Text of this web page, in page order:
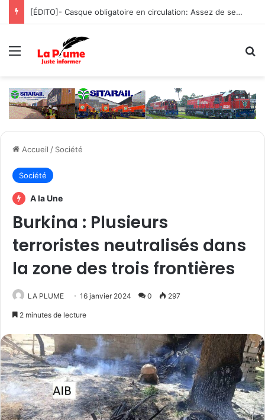
[ÉDITO]- Casque obligatoire en circulation: Assez de sensibilisation, place à la fermeté !
Menu
Accueil / Société
Société
A la Une
Burkina : Plusieurs
terroristes neutralisés dans
la zone des trois frontières
LA PLUME 16 janvier 2024 0 297
2 minutes de lecture